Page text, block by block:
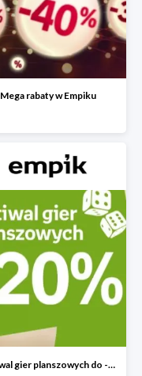
Mega rabaty w Empiku
Festiwal gier planszowych do -20%